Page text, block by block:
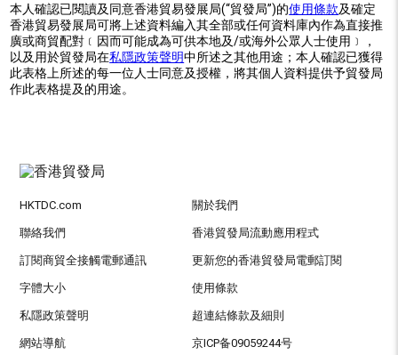
本人確認已閱讀及同意香港貿易發展局(“貿發局”)的使用條款及確定
香港貿易發展局可將上述資料編入其全部或任何資料庫內作為直接推
廣或商貿配對﹝因而可能成為可供本地及/或海外公眾人士使用﹞，
以及用於貿發局在私隱政策聲明中所述之其他用途；本人確認已獲得
此表格上所述的每一位人士同意及授權，將其個人資料提供予貿發局
作此表格提及的用途。
HKTDC.com 關於我們
聯絡我們 香港貿發局流動應用程式
訂閱商貿全接觸電郵通訊 更新您的香港貿發局電郵訂閱
字體大小 使用條款
私隱政策聲明 超連結條款及細則
網站導航 京ICP备09059244号